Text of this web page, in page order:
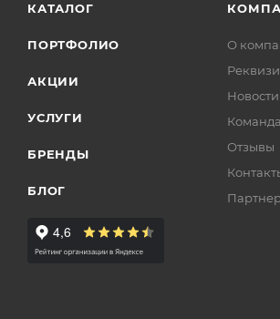
КАТАЛОГ
ПОРТФОЛИО
АКЦИИ
УСЛУГИ
БРЕНДЫ
БЛОГ
О
Новости
Команда
Отзывы